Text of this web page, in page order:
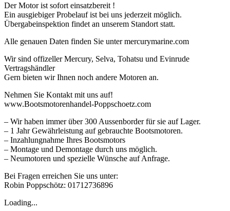
Der Motor ist sofort einsatzbereit !
Ein ausgiebiger Probelauf ist bei uns jederzeit möglich.
Übergabeinspektion findet an unserem Standort statt.
Alle genauen Daten finden Sie unter mercurymarine.com
Wir sind offizeller Mercury, Selva, Tohatsu und Evinrude
Vertragshändler
Gern bieten wir Ihnen noch andere Motoren an.
Nehmen Sie Kontakt mit uns auf!
www.Bootsmotorenhandel-Poppschoetz.com
– Wir haben immer über 300 Aussenborder für sie auf Lager.
– 1 Jahr Gewährleistung auf gebrauchte Bootsmotoren.
– Inzahlungnahme Ihres Bootsmotors
– Montage und Demontage durch uns möglich.
– Neumotoren und spezielle Wünsche auf Anfrage.
Bei Fragen erreichen Sie uns unter:
Robin Poppschötz: 01712736896
Loading...